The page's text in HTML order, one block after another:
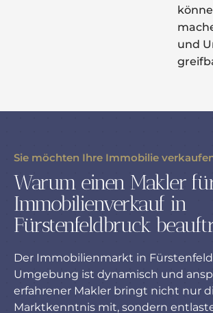
und
Sie möchten Ihre Immobilie
Warum einen Makler
Immobilienverkauf in
Fürstenfeldbruck
Der Immobilienmarkt in
Umgebung ist dynamisch und
erfahrener Makler bringt nicht nur
Marktkenntnis mit, sondern